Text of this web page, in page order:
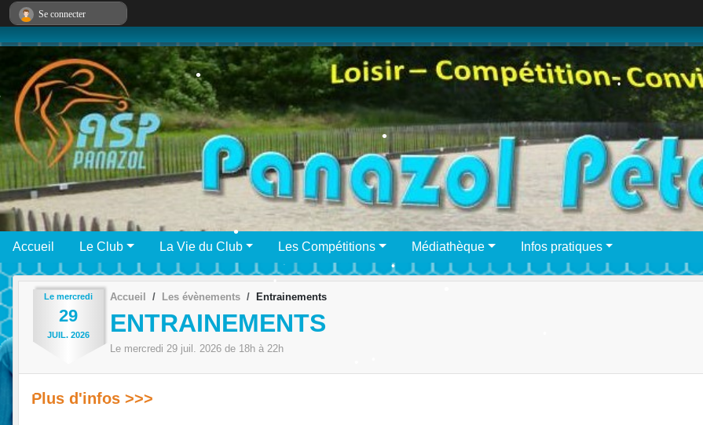
Accueil Le Club La Vie du Club Les Compétitions Médiathèque Infos pratiques
Le mercredi
29
JUIL. 2026
Accueil Les évènements Entrainements
ENTRAINEMENTS
Le mercredi 29 juil. 2026 de 18h à 22h
Plus d'infos >>>
Se connecter
•
•
•
•
•
•
•
•
•
•
•
•
Panneau de gestion des cookies